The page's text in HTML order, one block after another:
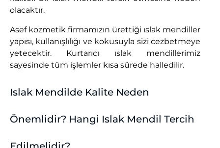
olacaktır.
Asef kozmetik firmamızın ürettiği ıslak mendiller
yapısı, kullanışlılığı ve kokusuyla sizi cezbetmeye
yetecektir. Kurtarıcı ıslak mendillerimiz
sayesinde tüm işlemler kısa sürede halledilir.
Islak Mendilde Kalite Neden
Önemlidir? Hangi Islak Mendil Tercih